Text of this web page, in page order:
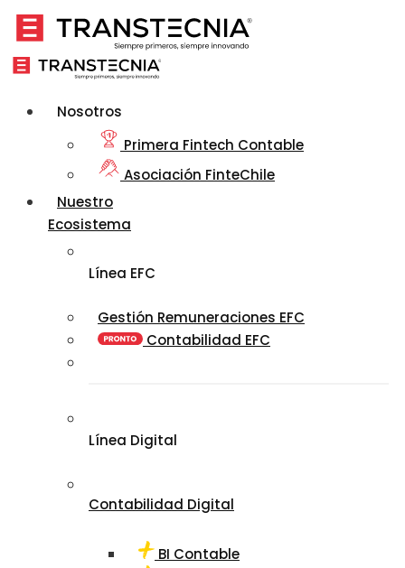
Nosotros
Primera Fintech Contable
Asociación FinteChile
Nuestro
Ecosistema
Línea EFC
Gestión Remuneraciones EFC
Contabilidad EFC
Línea Digital
Contabilidad Digital
BI Contable